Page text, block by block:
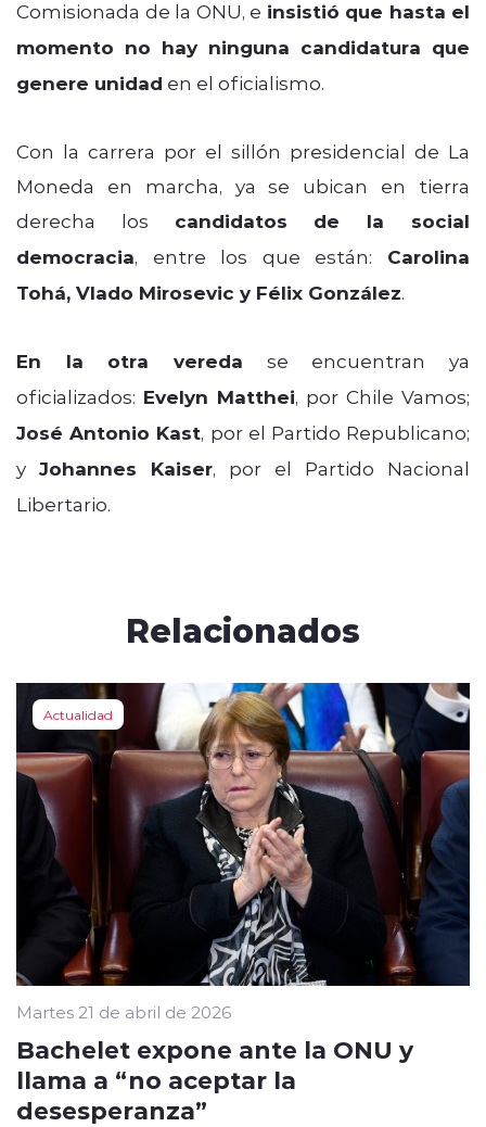
Comisionada de la ONU, e insistió que hasta el
momento no hay ninguna candidatura que
genere unidad en el oficialismo.
Con la carrera por el sillón presidencial de La
Moneda en marcha, ya se ubican en tierra
derecha los candidatos de la social
democracia, entre los que están: Carolina
Tohá, Vlado Mirosevic y Félix González.
En la otra vereda se encuentran ya
oficializados: Evelyn Matthei, por Chile Vamos;
José Antonio Kast, por el Partido Republicano;
y Johannes Kaiser, por el Partido Nacional
Libertario.
Relacionados
Actualidad
Martes 21 de abril de 2026
Bachelet expone ante la ONU y
llama a “no aceptar la
desesperanza”